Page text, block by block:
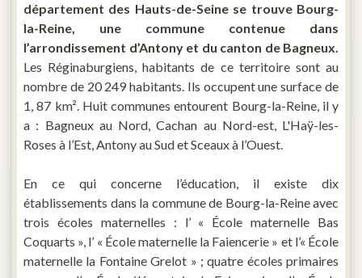
département des Hauts-de-Seine se trouve Bourg-
la-Reine, une commune contenue dans
l’arrondissement d’Antony et du canton de Bagneux.
Les Réginaburgiens, habitants de ce territoire sont au
nombre de 20 249 habitants. Ils occupent une surface de
1, 87 km². Huit communes entourent Bourg-la-Reine, il y
a : Bagneux au Nord, Cachan au Nord-est, L'Haÿ-les-
Roses à l’Est, Antony au Sud et Sceaux à l’Ouest.
En ce qui concerne l’éducation, il existe dix
établissements dans la commune de Bourg-la-Reine avec
trois écoles maternelles : l’ « École maternelle Bas
Coquarts », l’ « École maternelle la Faiencerie » et l’« École
maternelle la Fontaine Grelot » ; quatre écoles primaires